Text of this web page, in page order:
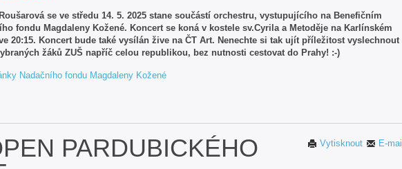
se ve středu 14. 5. 2025 stane součástí orchestru, vystupujícího na Benefičním
fondu Magdaleny Kožené. Koncert se koná v kostele sv.Cyrila a Metoděje na Karlínském
20:15. Koncert bude také vysílán žive na ČT Art. Nenechte si tak ujít příležitost vyslechnout
žáků ZUŠ napříč celou republikou, bez nutnosti cestovat do Prahy! :-)
Nadačního fondu Magdaleny Kožené
E-mail
Vytisknout
PARDUBICKÉHO